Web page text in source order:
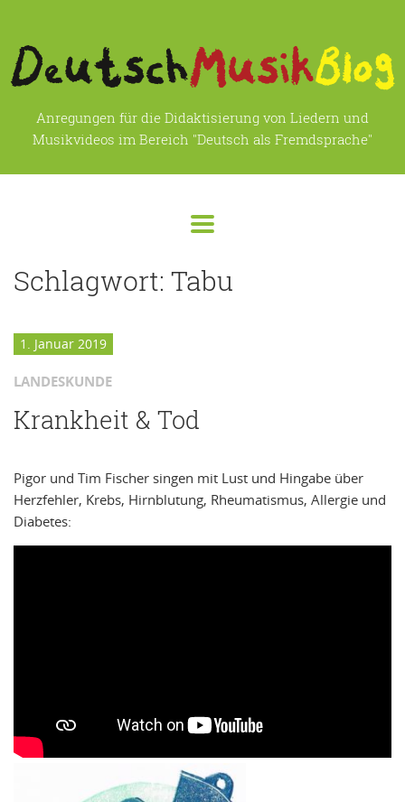
Anregungen für die Didaktisierung von Liedern und
Musikvideos im Bereich "Deutsch als Fremdsprache"
Schlagwort: Tabu
1. Januar 2019
LANDESKUNDE
Krankheit & Tod
Pigor und Tim Fischer singen mit Lust und Hingabe über
Herzfehler, Krebs, Hirnblutung, Rheumatismus, Allergie und
Diabetes: